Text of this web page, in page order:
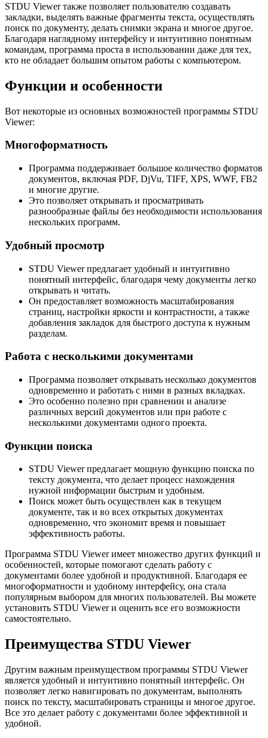
STDU Viewer также позволяет пользователю создавать
закладки, выделять важные фрагменты текста, осуществлять
поиск по документу, делать снимки экрана и многое другое.
Благодаря наглядному интерфейсу и интуитивно понятным
командам, программа проста в использовании даже для тех,
кто не обладает большим опытом работы с компьютером.
Функции и особенности
Вот некоторые из основных возможностей программы STDU
Viewer:
Многоформатность
Программа поддерживает большое количество форматов
документов, включая PDF, DjVu, TIFF, XPS, WWF, FB2
и многие другие.
Это позволяет открывать и просматривать
разнообразные файлы без необходимости использования
нескольких программ.
Удобный просмотр
STDU Viewer предлагает удобный и интуитивно
понятный интерфейс, благодаря чему документы легко
открывать и читать.
Он предоставляет возможность масштабирования
страниц, настройки яркости и контрастности, а также
добавления закладок для быстрого доступа к нужным
разделам.
Работа с несколькими документами
Программа позволяет открывать несколько документов
одновременно и работать с ними в разных вкладках.
Это особенно полезно при сравнении и анализе
различных версий документов или при работе с
несколькими документами одного проекта.
Функции поиска
STDU Viewer предлагает мощную функцию поиска по
тексту документа, что делает процесс нахождения
нужной информации быстрым и удобным.
Поиск может быть осуществлен как в текущем
документе, так и во всех открытых документах
одновременно, что экономит время и повышает
эффективность работы.
Программа STDU Viewer имеет множество других функций и
особенностей, которые помогают сделать работу с
документами более удобной и продуктивной. Благодаря ее
многоформатности и удобному интерфейсу, она стала
популярным выбором для многих пользователей. Вы можете
установить STDU Viewer и оценить все его возможности
самостоятельно.
Преимущества STDU Viewer
Другим важным преимуществом программы STDU Viewer
является удобный и интуитивно понятный интерфейс. Он
позволяет легко навигировать по документам, выполнять
поиск по тексту, масштабировать страницы и многое другое.
Все это делает работу с документами более эффективной и
удобной.